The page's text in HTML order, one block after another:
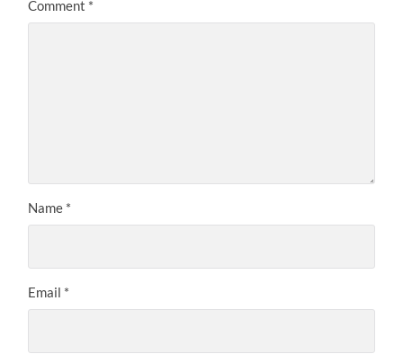
Comment *
Name *
Email *